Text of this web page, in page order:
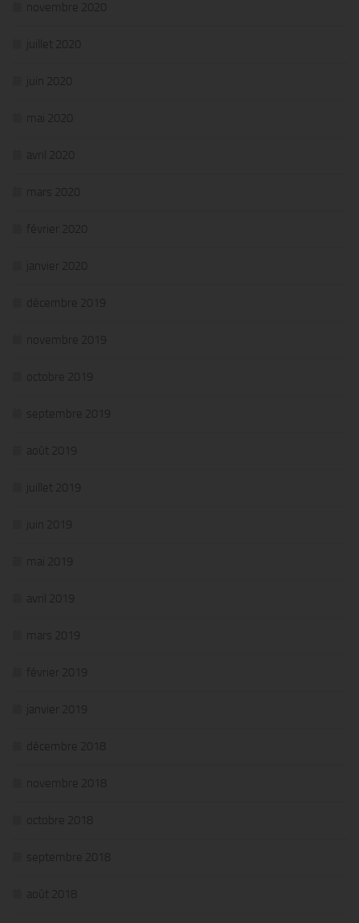
novembre 2020
juillet 2020
juin 2020
mai 2020
avril 2020
mars 2020
février 2020
janvier 2020
décembre 2019
novembre 2019
octobre 2019
septembre 2019
août 2019
juillet 2019
juin 2019
mai 2019
avril 2019
mars 2019
février 2019
janvier 2019
décembre 2018
novembre 2018
octobre 2018
septembre 2018
août 2018